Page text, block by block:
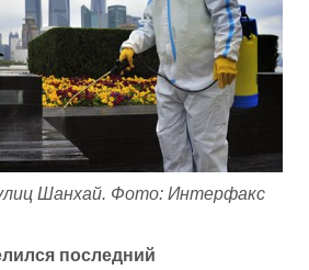
Шанхай. Фото: Интерфакс
последний